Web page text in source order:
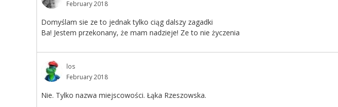
February 2018
Domyślam sie ze to jednak tylko ciąg dalszy zagadki
Ba! Jestem przekonany, że mam nadzieje! Ze to nie życzenia
los
February 2018
Nie. Tylko nazwa miejscowości. Łąka Rzeszowska.